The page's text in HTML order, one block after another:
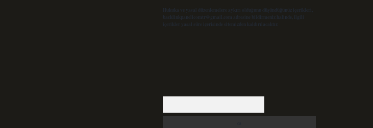
Hukuka ve yasal düzenlemelere aykırı olduğunu düşündüğünüz içerikleri,
backlinkpanelicomtr@gmail.com adresine bildirmeniz halinde, ilgili
içerikler yasal süre içerisinde sitemizden kaldırılacaktır.